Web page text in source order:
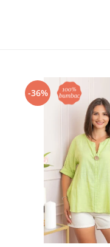
-36%